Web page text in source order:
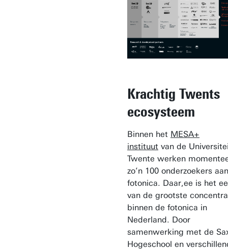
Krachtig Twents
ecosysteem
Binnen het MESA+
instituut van de
Twente werken
zo’n 100 onderzoekers aan
fotonica. Daar,ee is het
van de grootste
binnen de fotonica in
Nederland. Door
samenwerking met de
Hogeschool en